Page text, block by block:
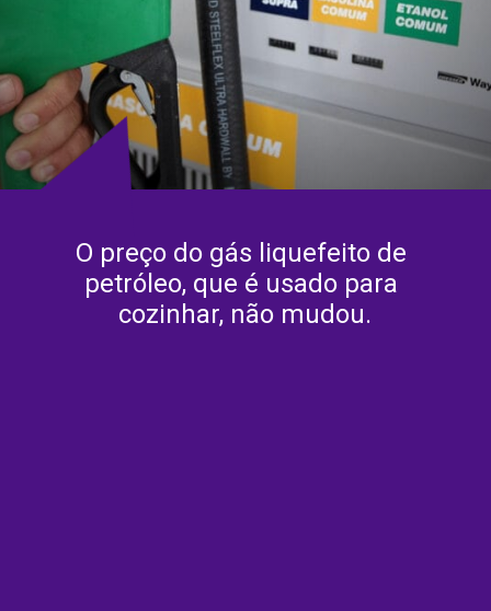
O preço do gás liquefeito de
petróleo, que é usado para
cozinhar, não mudou.